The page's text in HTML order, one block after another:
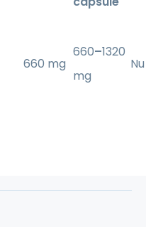
660 mg
660–1320
mg